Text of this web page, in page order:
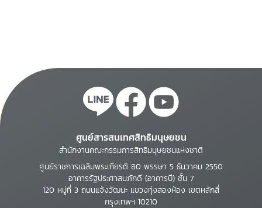
ศูนย์สารสนเทศสิทธิมนุษยชน
สำนักงานคณะกรรมการสิทธิมนุษยชนแห่งชาติ
ศูนย์ราชการเฉลิมพระเกียรติ 80 พรรษา 5 ธันวาคม 2550
อาคารรัฐประศาสนภักดี (อาคารบี) ชั้น 7
120 หมู่ที่ 3 ถนนแจ้งวัฒนะ แขวงทุ่งสองห้อง เขตหลักสี่
กรุงเทพฯ 10210